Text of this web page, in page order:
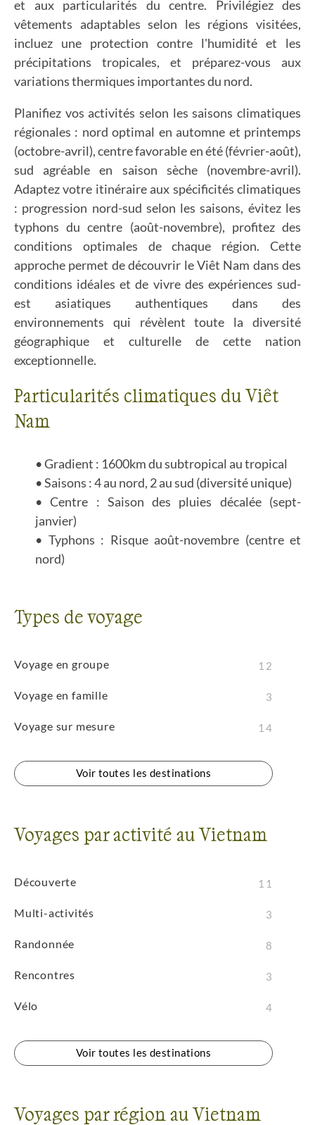
et aux particularités du centre. Privilégiez des
vêtements adaptables selon les régions visitées,
incluez une protection contre l'humidité et les
précipitations tropicales, et préparez-vous aux
variations thermiques importantes du nord.
Planifiez vos activités selon les saisons climatiques
régionales : nord optimal en automne et printemps
(octobre-avril), centre favorable en été (février-août),
sud agréable en saison sèche (novembre-avril).
Adaptez votre itinéraire aux spécificités climatiques
: progression nord-sud selon les saisons, évitez les
typhons du centre (août-novembre), profitez des
conditions optimales de chaque région. Cette
approche permet de découvrir le Viêt Nam dans des
conditions idéales et de vivre des expériences sud-
est asiatiques authentiques dans des
environnements qui révèlent toute la diversité
géographique et culturelle de cette nation
exceptionnelle.
Particularités climatiques du Viêt
Nam
Gradient : 1600km du subtropical au tropical
Saisons : 4 au nord, 2 au sud (diversité unique)
Centre : Saison des pluies décalée (sept-
janvier)
Typhons : Risque août-novembre (centre et
nord)
Types de voyage
Voyage en groupe 12
Voyage en famille 3
Voyage sur mesure 14
Voir toutes les destinations
Voyages par activité au Vietnam
Découverte 11
Multi-activités 3
Randonnée 8
Rencontres 3
Vélo 4
Voir toutes les destinations
Voyages par région au Vietnam